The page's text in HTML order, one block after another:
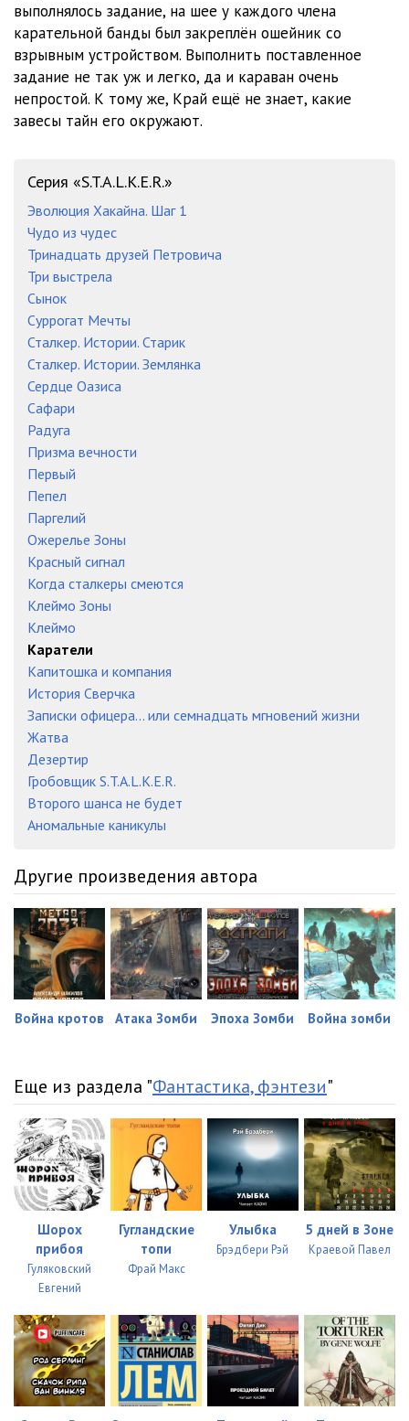
0018-К
0019-К
0020-К
0021-К
0023-К
0024-К
0025-К
выполнялось задание, на шее у каждого члена
карательной банды был закреплён ошейник со
взрывным устройством. Выполнить поставленное
задание не так уж и легко, да и караван очень
непростой. К тому же, Край ещё не знает, какие
завесы тайн его окружают.
Серия «S.T.A.L.K.E.R.»
Эволюция Хакайна. Шаг 1
Чудо из чудес
Тринадцать друзей Петровича
Три выстрела
Сынок
Суррогат Мечты
Сталкер. Истории. Старик
Сталкер. Истории. Землянка
Сердце Оазиса
Сафари
Радуга
Призма вечности
Первый
Пепел
Паргелий
Ожерелье Зоны
Красный сигнал
Когда сталкеры смеются
Клеймо Зоны
Клеймо
Каратели
Капитошка и компания
История Сверчка
Записки офицера… или семнадцать мгновений жизни
Жатва
Дезертир
Гробовщик S.T.A.L.K.E.R.
Второго шанса не будет
Аномальные каникулы
Другие произведения автора
Война кротов Атака Зомби Эпоха Зомби Война зомби
Еще из раздела "Фантастика, фэнтези"
Шорох
прибоя
Гуляковский
Евгений
Гугландские
топи
Фрай Макс
Улыбка
Брэдбери Рэй
5 дней в Зоне
Краевой Павел